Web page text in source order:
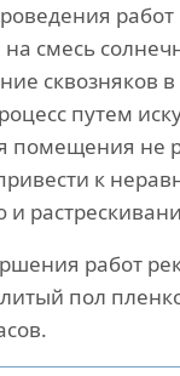
работ
смесь
сквозняков
путем
помещения не
к
работ
пол